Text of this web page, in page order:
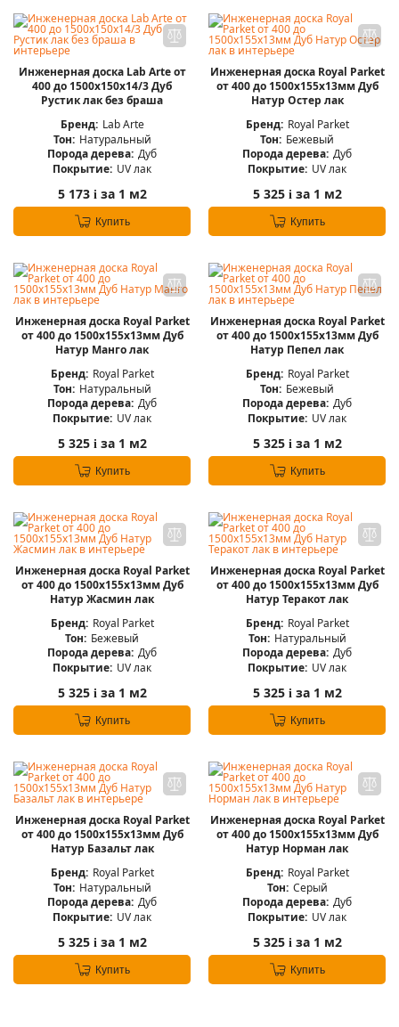
Инженерная доска Lab Arte от
400 до 1500х150х14/3 Дуб
Рустик лак без браша
Бренд: Lab Arte
Тон: Натуральный
Порода дерева: Дуб
Покрытие: UV лак
5 173 iза 1 м2
Купить
Инженерная доска Royal Parket
от 400 до 1500х155х13мм Дуб
Натур Остер лак
Бренд: Royal Parket
Тон: Бежевый
Порода дерева: Дуб
Покрытие: UV лак
5 325 iза 1 м2
Купить
Инженерная доска Royal Parket
от 400 до 1500х155х13мм Дуб
Натур Манго лак
Бренд: Royal Parket
Тон: Натуральный
Порода дерева: Дуб
Покрытие: UV лак
5 325 iза 1 м2
Купить
Инженерная доска Royal Parket
от 400 до 1500х155х13мм Дуб
Натур Пепел лак
Бренд: Royal Parket
Тон: Бежевый
Порода дерева: Дуб
Покрытие: UV лак
5 325 iза 1 м2
Купить
Инженерная доска Royal Parket
от 400 до 1500х155х13мм Дуб
Натур Жасмин лак
Бренд: Royal Parket
Тон: Бежевый
Порода дерева: Дуб
Покрытие: UV лак
5 325 iза 1 м2
Купить
Инженерная доска Royal Parket
от 400 до 1500х155х13мм Дуб
Натур Теракот лак
Бренд: Royal Parket
Тон: Натуральный
Порода дерева: Дуб
Покрытие: UV лак
5 325 iза 1 м2
Купить
Инженерная доска Royal Parket
от 400 до 1500х155х13мм Дуб
Натур Базальт лак
Бренд: Royal Parket
Тон: Натуральный
Порода дерева: Дуб
Покрытие: UV лак
5 325 iза 1 м2
Купить
Инженерная доска Royal Parket
от 400 до 1500х155х13мм Дуб
Натур Норман лак
Бренд: Royal Parket
Тон: Серый
Порода дерева: Дуб
Покрытие: UV лак
5 325 iза 1 м2
Купить